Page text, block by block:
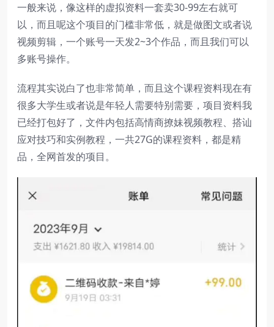
一般来说，像这样的虚拟资料一套卖30-99左右就可
以，而且呢这个项目的门槛非常低，就是做图文或者说
视频剪辑，一个账号一天发2~3个作品，而且我们可以
多账号操作。
流程其实说白了也非常简单，而且这个课程资料现在有
很多大学生或者说是年轻人需要特别需要，项目资料我
已经打包好了，文件内包括高情商撩妹视频教程、搭讪
应对技巧和实例教程，一共27G的课程资料，都是精
品，全网首发的项目。